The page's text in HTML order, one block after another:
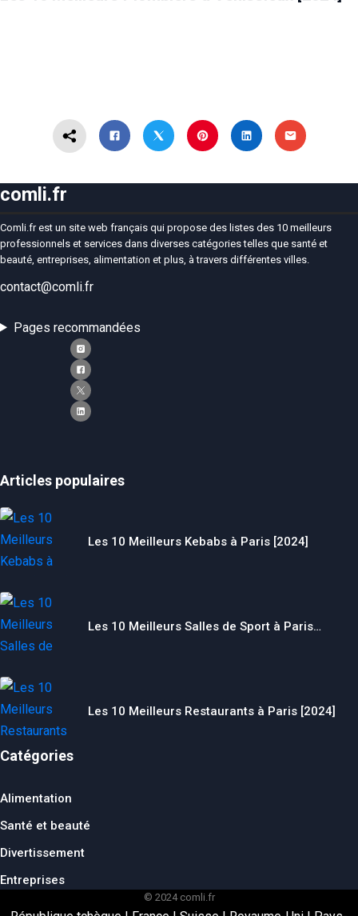
comli.fr
Comli.fr est un site web français qui propose des listes des 10 meilleurs
professionnels et services dans diverses catégories telles que santé et
beauté, entreprises, alimentation et plus, à travers différentes villes.
contact@comli.fr
Pages recommandées
Articles populaires
Les 10 Meilleurs Kebabs à Paris [2024]
Les 10 Meilleurs Salles de Sport à Paris…
Les 10 Meilleurs Restaurants à Paris [2024]
Catégories
Alimentation
Santé et beauté
Divertissement
Entreprises
© 2024 comli.fr